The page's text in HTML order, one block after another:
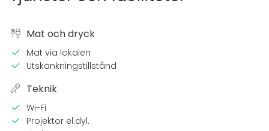
Mat och dryck
Mat via lokalen
Utskänkningstillstånd
Teknik
Wi-Fi
Projektor el.dyl.